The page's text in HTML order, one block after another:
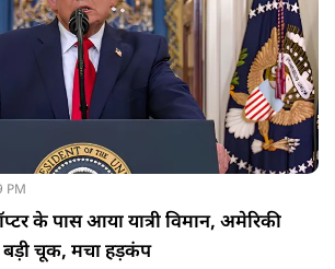
PM
के पास आया यात्री विमान, अमेरिकी
में बड़ी चूक, मचा हड़कंप